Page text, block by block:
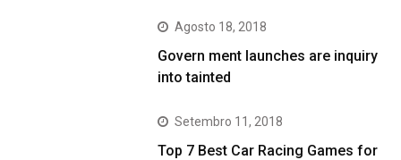
Agosto 18, 2018
Govern ment launches are inquiry
into tainted
Setembro 11, 2018
Top 7 Best Car Racing Games for